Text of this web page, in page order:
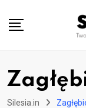
Silesia.in